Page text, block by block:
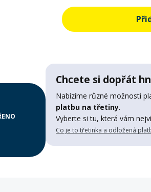
Chcete si dopřát
Nabízíme různé možnosti
platbu na třetiny.
Vyberte si tu, která vám
Co je to třetinka a odložená